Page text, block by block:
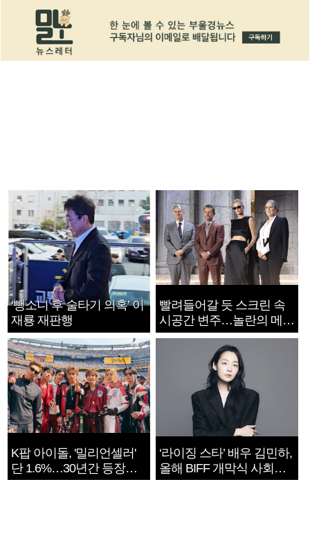
‘뺑소니 후 술타기 의혹’ 이
재룡 재판행
빨려들어갈 듯 스크린 속
시공간 변주…놀란의 메시
지는 ‘전쟁 속죄’
K팝 아이돌, '밀리언셀러'
단 1.6%…30년간 등장
1182개팀 전수조사
‘라이징 스타’ 배우 김민하,
올해 BIFF 개막식 사회자
확정